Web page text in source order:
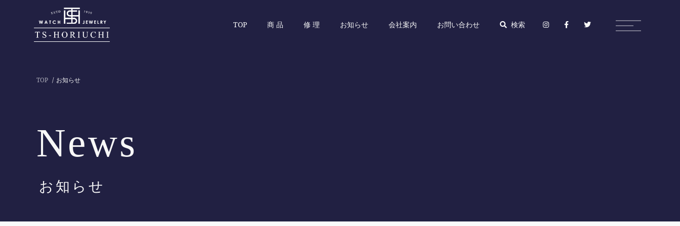
TOP 商 品 修 理 お知らせ 会社案内 お問い合わせ 検索
TOP お知らせ
News
お知らせ